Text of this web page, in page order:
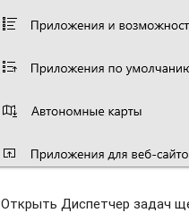
Открыть Диспетчер задач